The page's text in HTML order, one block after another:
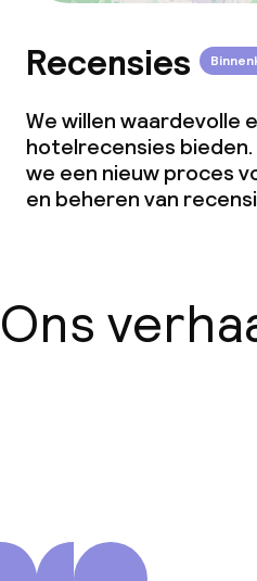
Recensies
We willen waardevolle
hotelrecensies
we een nieuw proces
en beheren van
Ons